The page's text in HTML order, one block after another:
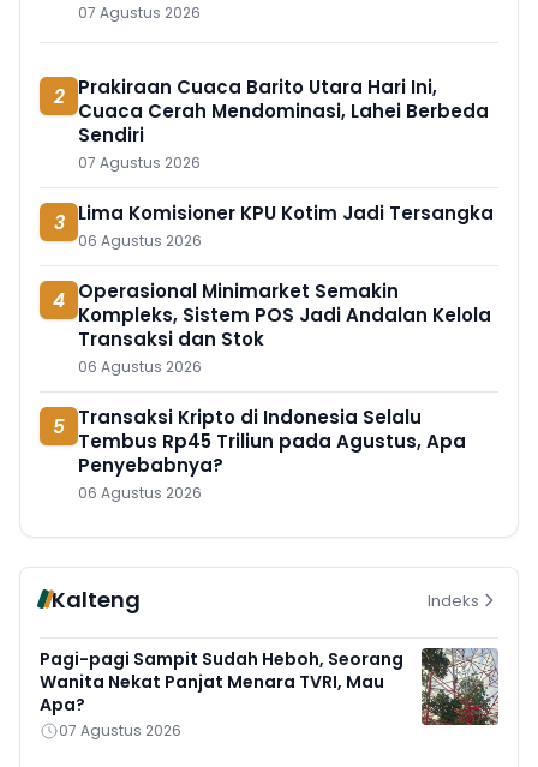
07 Agustus 2026
2 Prakiraan Cuaca Barito Utara Hari Ini,
Cuaca Cerah Mendominasi, Lahei Berbeda
Sendiri
07 Agustus 2026
3 Lima Komisioner KPU Kotim Jadi Tersangka
06 Agustus 2026
4 Operasional Minimarket Semakin
Kompleks, Sistem POS Jadi Andalan Kelola
Transaksi dan Stok
06 Agustus 2026
5 Transaksi Kripto di Indonesia Selalu
Tembus Rp45 Triliun pada Agustus, Apa
Penyebabnya?
06 Agustus 2026
Kalteng Indeks
Pagi-pagi Sampit Sudah Heboh, Seorang
Wanita Nekat Panjat Menara TVRI, Mau
Apa?
07 Agustus 2026